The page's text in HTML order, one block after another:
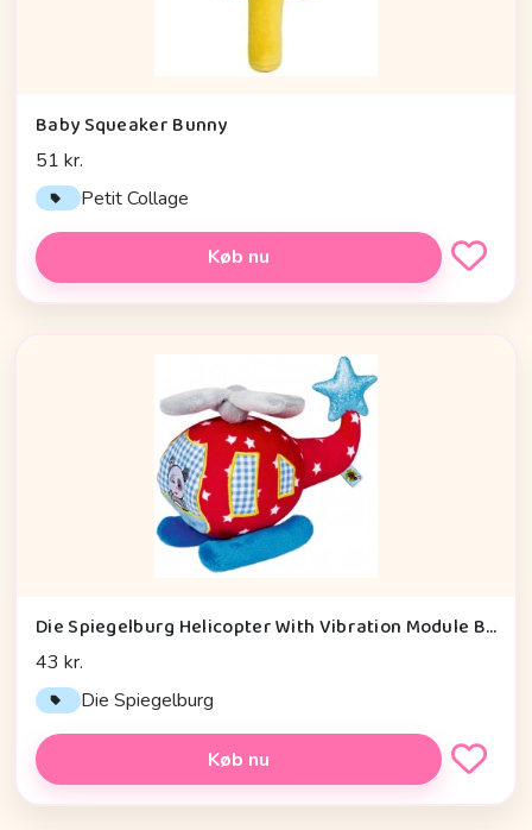
Baby Squeaker Bunny
51 kr.
Petit Collage
Køb nu
Die Spiegelburg Helicopter With Vibration Module Baby Charms - Legetøj
43 kr.
Die Spiegelburg
Køb nu